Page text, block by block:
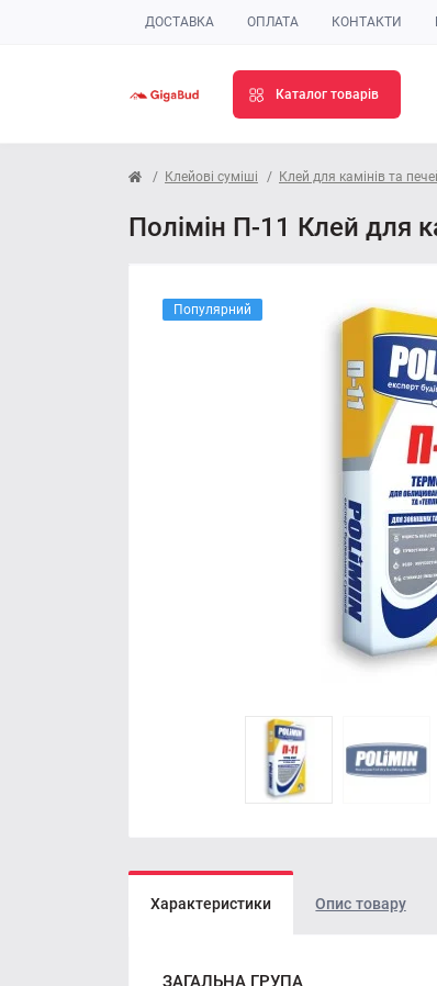
ДОСТАВКА ОПЛАТА КОНТАКТИ
Каталог товарів
Клейові суміші Клей для камінів та
Полімін П-11 Клей для
Популярний
Характеристики Опис товару
ЗАГАЛЬНА ГРУПА